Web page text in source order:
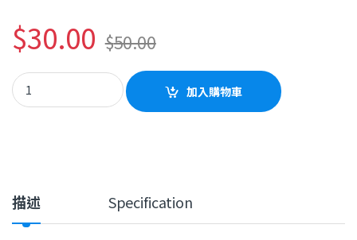
$30.00 $50.00
Eniyou 230U2 quantity
加入購物車
描述 Specification